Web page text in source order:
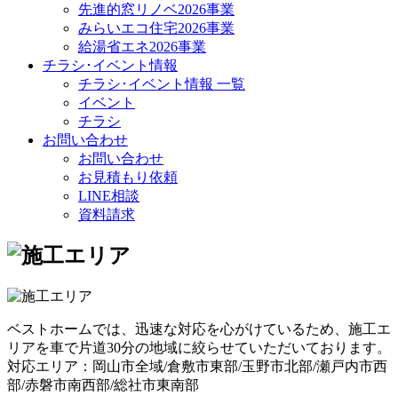
先進的窓リノベ2026事業
みらいエコ住宅2026事業
給湯省エネ2026事業
チラシ･イベント情報
チラシ･イベント情報 一覧
イベント
チラシ
お問い合わせ
お問い合わせ
お見積もり依頼
LINE相談
資料請求
ベストホームでは、迅速な対応を心がけているため、施工エ
リアを車で片道30分の地域に絞らせていただいております。
対応エリア：岡山市全域/倉敷市東部/玉野市北部/瀬戸内市西
部/赤磐市南西部/総社市東南部